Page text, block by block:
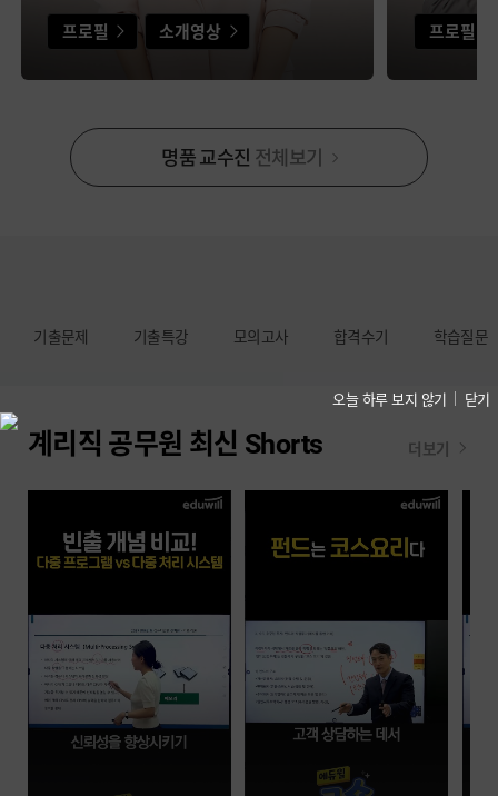
오늘 하루 보지 않기 닫기
프로필 소개영상 프로필
명품 교수진 전체보기
기출문제 기출특강 모의고사 합격수기 학습질문
계리직 공무원 최신 Shorts 더보기